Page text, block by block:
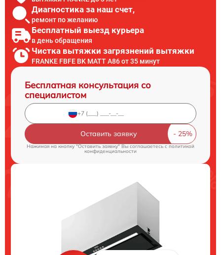
Диагностика за наш счет,
ремонт по желанию
Бесплатный выезд курьера
в день обращения
Чистка вытяжки загрязнений вытяжки
FRANKE FBFE BK MATT A86 от 35 минут
Бесплатная консультация со
специалистом
Оставить заявку
Нажимая на кнопку "Оставить заявку" Вы соглашаетесь cполитикой
конфиденциальности